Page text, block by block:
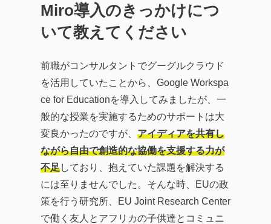
Miro導入のきっかけにつ
いて教えてください
前職がコンサルタントでグーグルクラウド
を活用していたことから、Google Workspa
ce for Educationを導入してみましたが、一
般的な授業を実施するためのサポートは大
変良かったのですが、 アイディアを共有し
ながら自由で創造的な協働を支援する力が
不足しており、抱えていた課題を解決する
には至りませんでした。そんな時、EUの政
策を行う研究所、EU Joint Research Center
で働く友人とアフリカの子供達とコミュニ